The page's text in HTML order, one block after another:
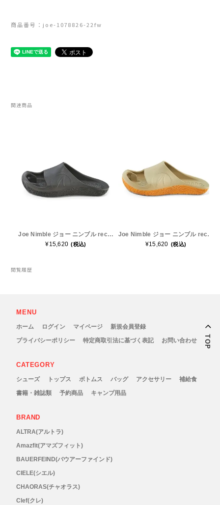
THE NORTH FACE(ノースフェイス)
TETON BROS(ティートンブロス)
Topo Athletic (トポ アスレチック)
TYMER(タイマー)
yamarokko(ヤマロッコ)
YAMAtune(ヤマチューン)
SALE(セール)
BananaGO
メンズ
商品番号：joe-1078826-22fw
関連商品
Joe Nimble ジョー ニンブル recoverToes Black メンズ レディース リカバリーサンダル
¥15,620 (税込)
Joe Nimble ジョー ニンブル recoverToes Olive/Orange メンズ レディース リカバリーサンダル
¥15,620 (税込)
閲覧履歴
MENU
ホーム ログイン マイページ
新規会員登録
プライバシーポリシー
特定商取引法に基づく表記 お問い合わせ
CATEGORY
シューズ トップス ボトムス バッグ アクセサリー
補給食
書籍・雑誌類
予約商品 キャンプ用品
BRAND
ALTRA(アルトラ)
Amazfit(アマズフィット)
BAUERFEIND(バウアーファインド)
CIELE(シエル)
CHAORAS(チャオラス)
Clef(クレ)
TOP